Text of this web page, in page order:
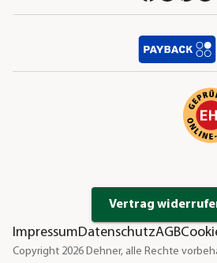
Vertrag
ImpressumDatenschutzAGB
Copyright 2026 Dehner, alle Rechte